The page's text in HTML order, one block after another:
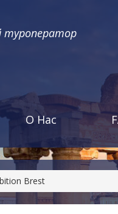
туроператор
О Нас
Brest